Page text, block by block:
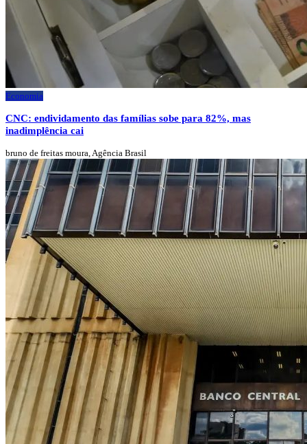
Economia
CNC: endividamento das famílias sobe para 82%, mas
inadimplência cai
bruno de freitas moura, Agência Brasil